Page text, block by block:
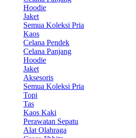
Hoodie
Jaket
Semua Koleksi Pria
Kaos
Celana Pendek
Celana Panjang
Hoodie
Jaket
Aksesoris
Semua Koleksi Pria
Topi
Tas
Kaos Kaki
Perawatan Sepatu
Alat Olahraga